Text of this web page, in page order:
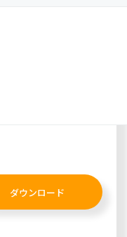
ダウンロード